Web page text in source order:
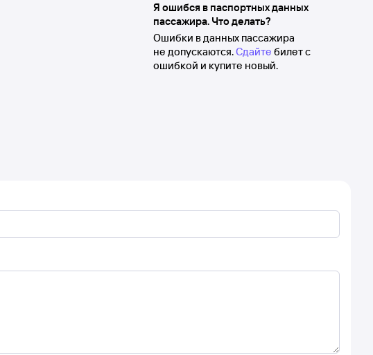
Я ошибся в паспортных данных
пассажира. Что делать?
Ошибки в данных пассажира
не допускаются.Сдайте билет с
ошибкой и купите новый.